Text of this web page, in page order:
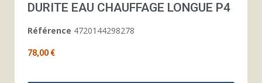
DURITE EAU CHAUFFAGE LONGUE P4
Référence 4720144298278
78,00 €